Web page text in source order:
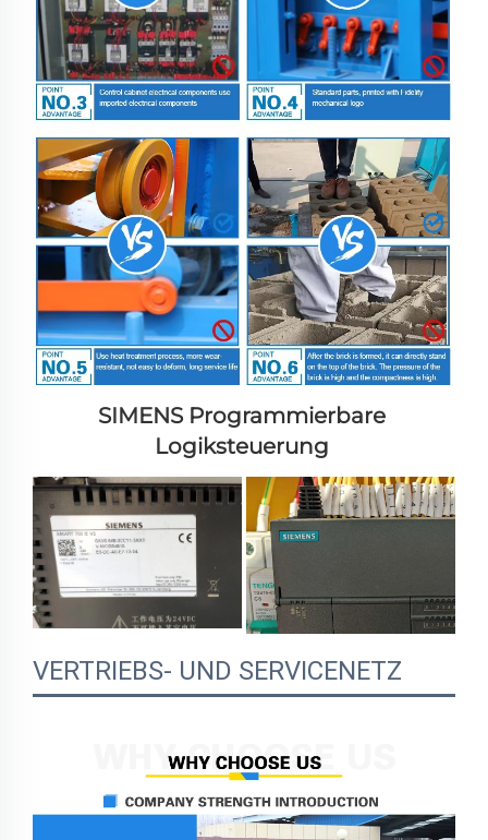
SIMENS Programmierbare
Logiksteuerung
VERTRIEBS- UND SERVICENETZ